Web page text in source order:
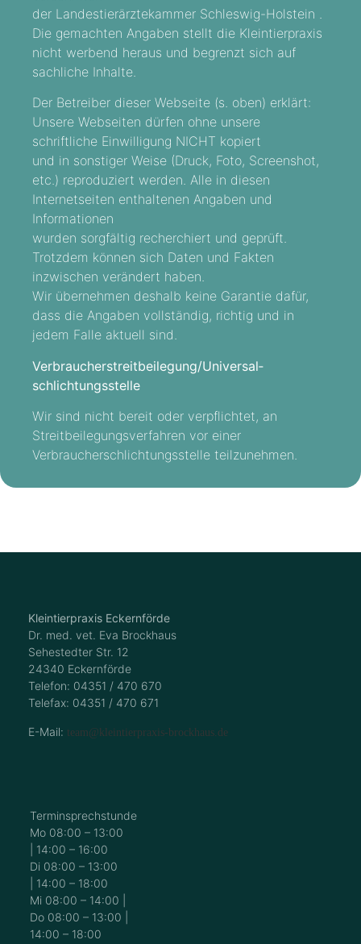
der Landestierärztekammer Schleswig-Holstein .
Die gemachten Angaben stellt die Kleintierpraxis
nicht werbend heraus und begrenzt sich auf
sachliche Inhalte.
Der Betreiber dieser Webseite (s. oben) erklärt:
Unsere Webseiten dürfen ohne unsere
schriftliche Einwilligung NICHT kopiert
und in sonstiger Weise (Druck, Foto, Screenshot,
etc.) reproduziert werden. Alle in diesen
Internetseiten enthaltenen Angaben und
Informationen
wurden sorgfältig recherchiert und geprüft.
Trotzdem können sich Daten und Fakten
inzwischen verändert haben.
Wir übernehmen deshalb keine Garantie dafür,
dass die Angaben vollständig, richtig und in
jedem Falle aktuell sind.
Verbraucher­streit­beilegung/Universal­
schlichtungs­stelle
Wir sind nicht bereit oder verpflichtet, an
Streitbeilegungsverfahren vor einer
Verbraucherschlichtungsstelle teilzunehmen.
Kleintierpraxis Eckernförde
Dr. med. vet. Eva Brockhaus
Sehestedter Str. 12
24340 Eckernförde
Telefon: 04351 / 470 670
Telefax: 04351 / 470 671
E-Mail: team@kleintierpraxis-brockhaus.de
Terminsprechstunde
Mo 08:00 – 13:00
| 14:00 – 16:00
Di 08:00 – 13:00
| 14:00 – 18:00
Mi 08:00 – 14:00 |
Do 08:00 – 13:00 |
14:00 – 18:00